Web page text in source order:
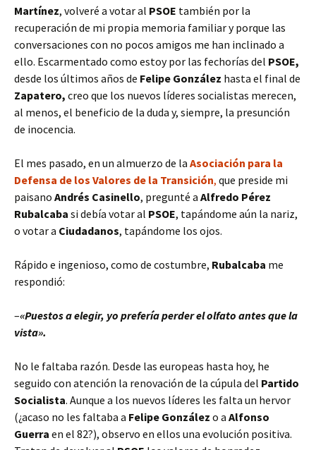
Martínez, volveré a votar al PSOE también por la
recuperación de mi propia memoria familiar y porque las
conversaciones con no pocos amigos me han inclinado a
ello. Escarmentado como estoy por las fechorías del PSOE,
desde los últimos años de Felipe González hasta el final de
Zapatero, creo que los nuevos líderes socialistas merecen,
al menos, el beneficio de la duda y, siempre, la presunción
de inocencia.
El mes pasado, en un almuerzo de la Asociación para la
Defensa de los Valores de la Transición, que preside mi
paisano Andrés Casinello, pregunté a Alfredo Pérez
Rubalcaba si debía votar al PSOE, tapándome aún la nariz,
o votar a Ciudadanos, tapándome los ojos.
Rápido e ingenioso, como de costumbre, Rubalcaba me
respondió:
–«Puestos a elegir, yo prefería perder el olfato antes que la
vista».
No le faltaba razón. Desde las europeas hasta hoy, he
seguido con atención la renovación de la cúpula del Partido
Socialista. Aunque a los nuevos líderes les falta un hervor
(¿acaso no les faltaba a Felipe González o a Alfonso
Guerra en el 82?), observo en ellos una evolución positiva.